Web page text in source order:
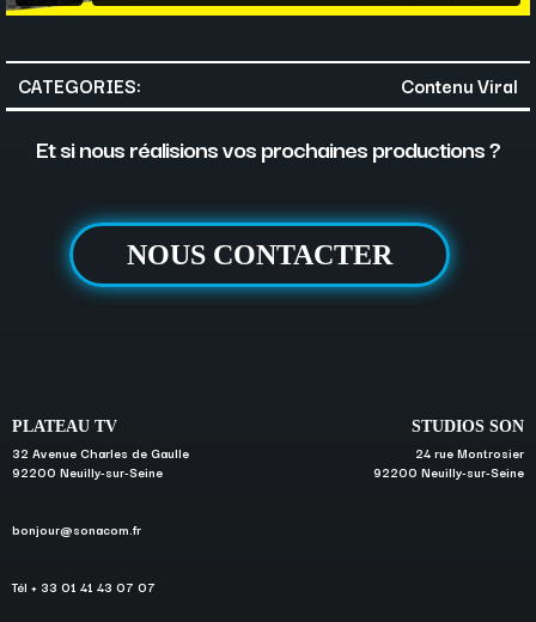
CATEGORIES: Contenu Viral
Et si nous réalisions vos prochaines productions ?
NOUS CONTACTER
PLATEAU TV
32 Avenue Charles de Gaulle
92200 Neuilly-sur-Seine
bonjour@sonacom.fr
Tél + 33 01 41 43 07 07
STUDIOS SON
24 rue Montrosier
92200 Neuilly-sur-Seine